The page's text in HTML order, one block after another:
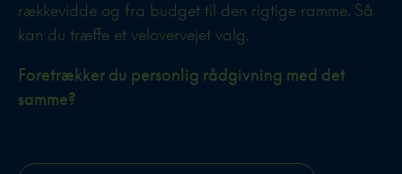
rækkevidde og fra budget til den rigtige ramme. Så
kan du træffe et velovervejet valg.
Foretrækker du personlig rådgivning med det
samme?